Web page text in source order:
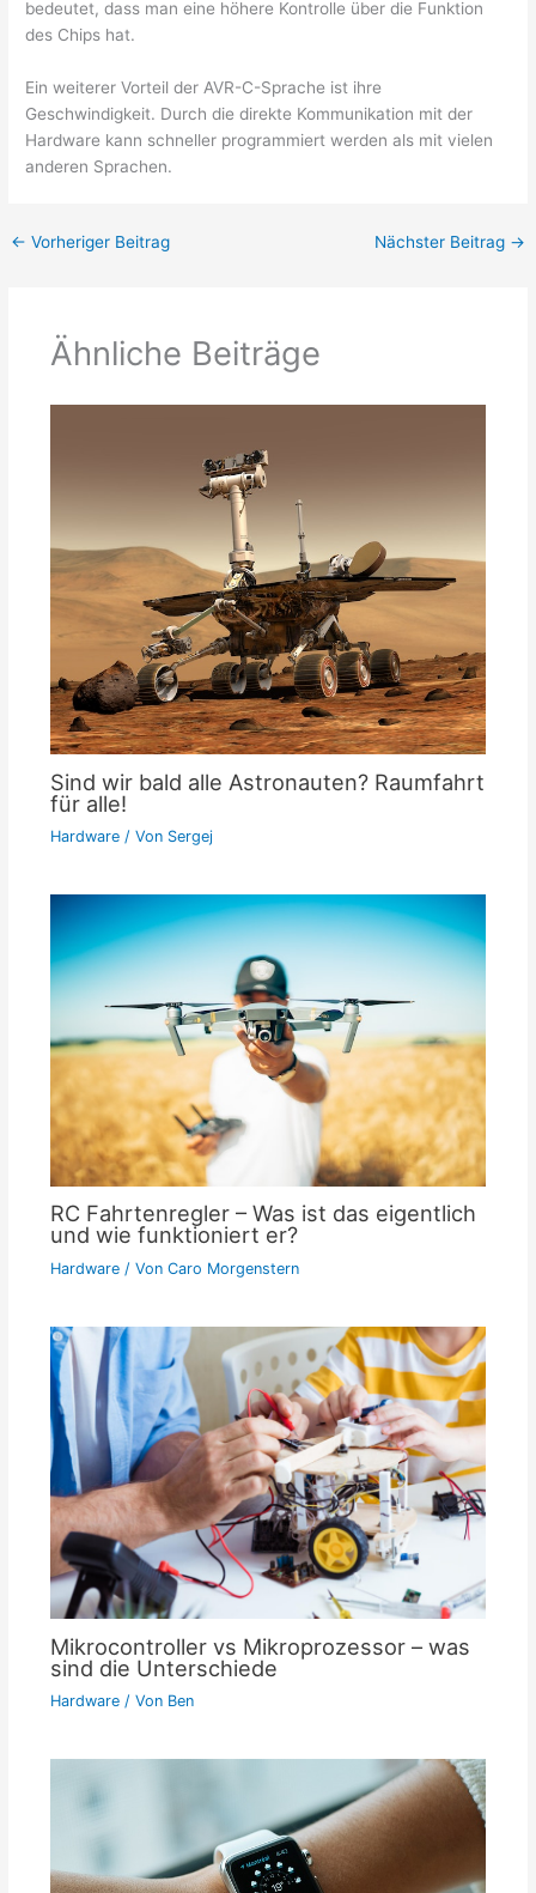
bedeutet, dass man eine höhere Kontrolle über die Funktion
des Chips hat.
Ein weiterer Vorteil der AVR-C-Sprache ist ihre
Geschwindigkeit. Durch die direkte Kommunikation mit der
Hardware kann schneller programmiert werden als mit vielen
anderen Sprachen.
← Vorheriger Beitrag Nächster Beitrag →
Ähnliche Beiträge
Sind wir bald alle Astronauten? Raumfahrt
für alle!
Hardware/ Von Sergej
RC Fahrtenregler – Was ist das eigentlich
und wie funktioniert er?
Hardware/ Von Caro Morgenstern
Mikrocontroller vs Mikroprozessor – was
sind die Unterschiede
Hardware/ Von Ben